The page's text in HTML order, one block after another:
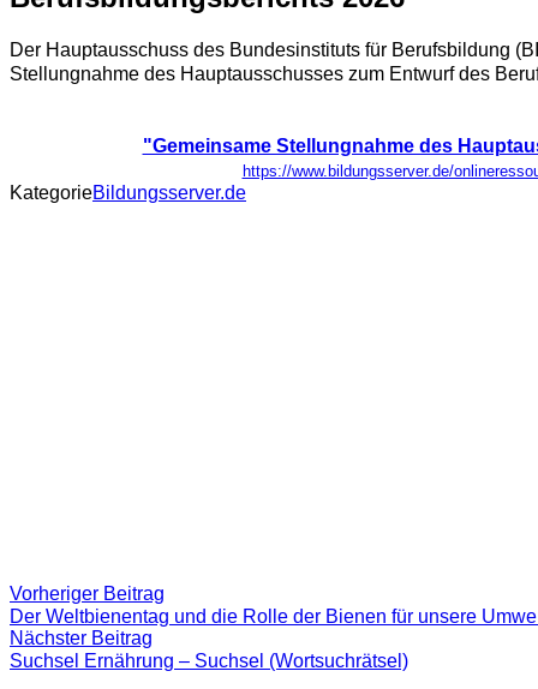
Der Hauptausschuss des Bundesinstituts für Berufsbildung
Stellungnahme des Hauptausschusses zum Entwurf des
"Gemeinsame Stellungnahme des
https://www.bildungsserver.de/
KategorieBildungsserver.de
Beitragsnavigation
Vorheriger Beitrag
Beitrag:
Der Weltbienentag und die Rolle der Bienen für unsere
Nächster Beitrag
Beitrag
Suchsel Ernährung – Suchsel (Wortsuchrätsel)